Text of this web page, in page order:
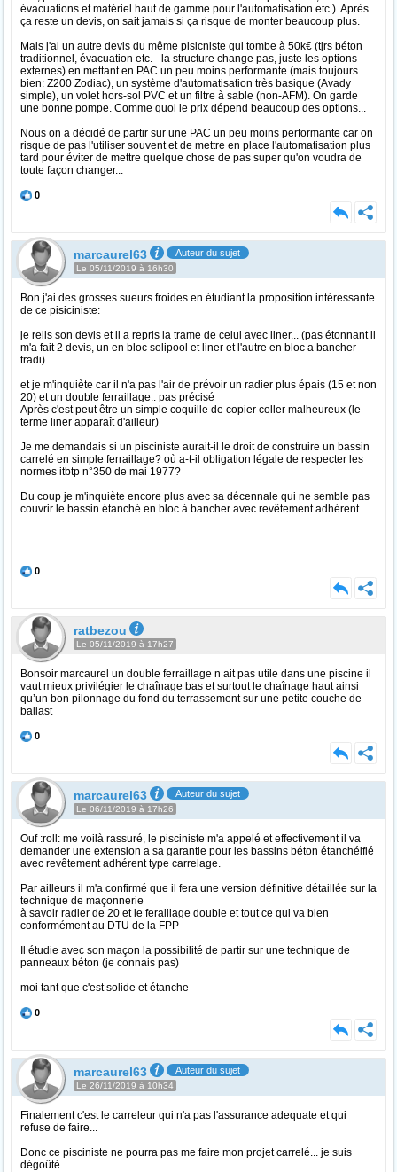
évacuations et matériel haut de gamme pour l'automatisation etc.). Après
ça reste un devis, on sait jamais si ça risque de monter beaucoup plus.
Mais j'ai un autre devis du même pisicniste qui tombe à 50k€ (tjrs béton
traditionnel, évacuation etc. - la structure change pas, juste les options
externes) en mettant en PAC un peu moins performante (mais toujours
bien: Z200 Zodiac), un système d'automatisation très basique (Avady
simple), un volet hors-sol PVC et un filtre à sable (non-AFM). On garde
une bonne pompe. Comme quoi le prix dépend beaucoup des options...
Nous on a décidé de partir sur une PAC un peu moins performante car on
risque de pas l'utiliser souvent et de mettre en place l'automatisation plus
tard pour éviter de mettre quelque chose de pas super qu'on voudra de
toute façon changer...
0
marcaurel63 Auteur du sujet
Le 05/11/2019 à 16h30
Bon j'ai des grosses sueurs froides en étudiant la proposition intéressante
de ce pisiciniste:
je relis son devis et il a repris la trame de celui avec liner... (pas étonnant il
m'a fait 2 devis, un en bloc solipool et liner et l'autre en bloc a bancher
tradi)
et je m'inquiète car il n'a pas l'air de prévoir un radier plus épais (15 et non
20) et un double ferraillage.. pas précisé
Après c'est peut être un simple coquille de copier coller malheureux (le
terme liner apparaît d'ailleur)
Je me demandais si un pisciniste aurait-il le droit de construire un bassin
carrelé en simple ferraillage? où a-t-il obligation légale de respecter les
normes itbtp n°350 de mai 1977?
Du coup je m'inquiète encore plus avec sa décennale qui ne semble pas
couvrir le bassin étanché en bloc à bancher avec revêtement adhérent
0
ratbezou
Le 05/11/2019 à 17h27
Bonsoir marcaurel un double ferraillage n ait pas utile dans une piscine il
vaut mieux privilégier le chaînage bas et surtout le chaînage haut ainsi
qu’un bon pilonnage du fond du terrassement sur une petite couche de
ballast
0
marcaurel63 Auteur du sujet
Le 06/11/2019 à 17h26
Ouf :roll: me voilà rassuré, le pisciniste m'a appelé et effectivement il va
demander une extension a sa garantie pour les bassins béton étanchéifié
avec revêtement adhérent type carrelage.
Par ailleurs il m'a confirmé que il fera une version définitive détaillée sur la
technique de maçonnerie
à savoir radier de 20 et le feraillage double et tout ce qui va bien
conformément au DTU de la FPP
Il étudie avec son maçon la possibilité de partir sur une technique de
panneaux béton (je connais pas)
moi tant que c'est solide et étanche
0
marcaurel63 Auteur du sujet
Le 26/11/2019 à 10h34
Finalement c'est le carreleur qui n'a pas l'assurance adequate et qui
refuse de faire...
Donc ce pisciniste ne pourra pas me faire mon projet carrelé... je suis
dégoûté